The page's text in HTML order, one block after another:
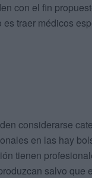
con el fin
traer médicos
considerarse
en las hay
tienen
salvo que